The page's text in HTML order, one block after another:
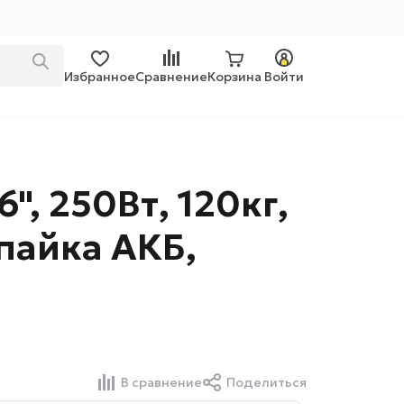
ИзбранноеСравнениеКорзина Войти
250Вт, 120кг,
АКБ,
В сравнение Поделиться